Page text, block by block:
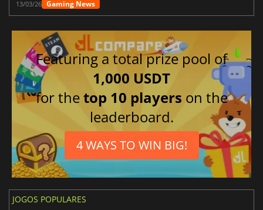
13/03/26 Gaming News
Featuring a total prize pool of
1,000 USDT
for thetop 10 players on the
leaderboard.
4 WAYS TO WIN BIG!
JOGOS POPULARES